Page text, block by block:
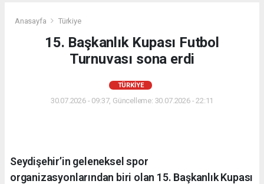
Anasayfa Türkiye
15. Başkanlık Kupası Futbol
Turnuvası sona erdi
TÜRKIYE
30.07.2026 - 09:37, Güncelleme: 30.07.2026 - 22:11
Seydişehir’in geleneksel spor
organizasyonlarından biri olan 15. Başkanlık Kupası